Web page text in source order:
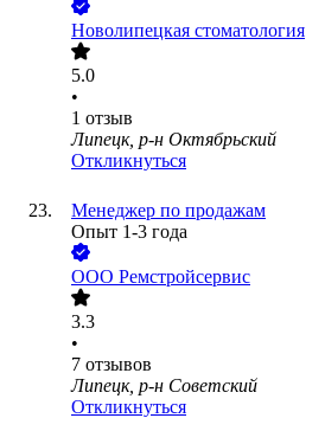
Новолипецкая стоматология
5.0
•
1 отзыв
Липецк, р-н Октябрьский
Откликнуться
Менеджер по продажам
Опыт 1-3 года
ООО Ремстройсервис
3.3
•
7 отзывов
Липецк, р-н Советский
Откликнуться